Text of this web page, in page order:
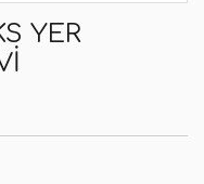
YER